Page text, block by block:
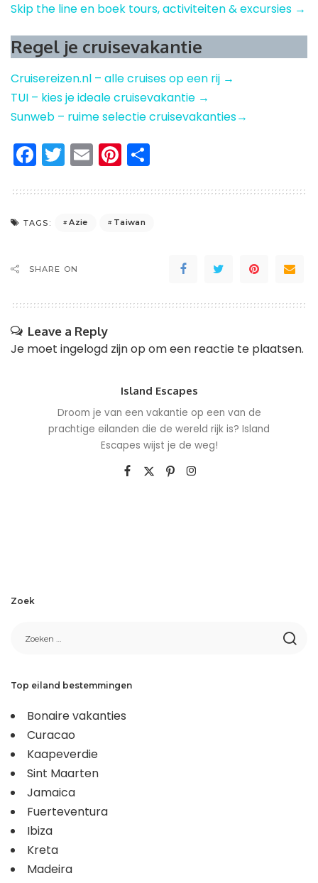
Skip the line en boek tours, activiteiten & excursies →
Regel je cruisevakantie
Cruisereizen.nl – alle cruises op een rij →
TUI – kies je ideale cruisevakantie →
Sunweb – ruime selectie cruisevakanties→
Facebook
Twitter
EmailPinterest
TAGS: Azie Taiwan
SHARE ON
Leave a Reply
Je moet ingelogd zijn op om een reactie te plaatsen.
Island Escapes
Droom je van een vakantie op een van de
prachtige eilanden die de wereld rijk is? Island
Escapes wijst je de weg!
Zoek
Top eiland bestemmingen
Bonaire vakanties
Curacao
Kaapeverdie
Sint Maarten
Jamaica
Fuerteventura
Ibiza
Kreta
Madeira